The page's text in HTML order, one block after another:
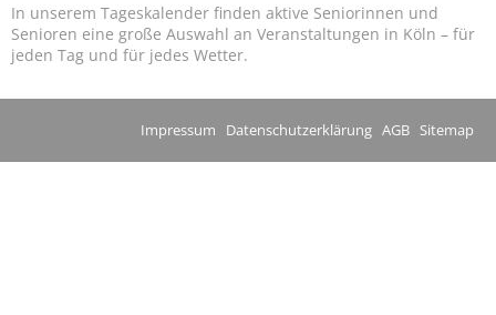
In unserem Tageskalender finden aktive Seniorinnen und
Senioren eine große Auswahl an Veranstaltungen in Köln – für
jeden Tag und für jedes Wetter.
Impressum Datenschutzerklärung AGB Sitemap